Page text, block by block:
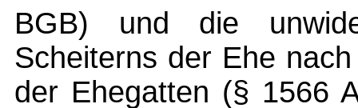
BGB) und die
Scheiterns der Ehe
der Ehegatten (§ 1566